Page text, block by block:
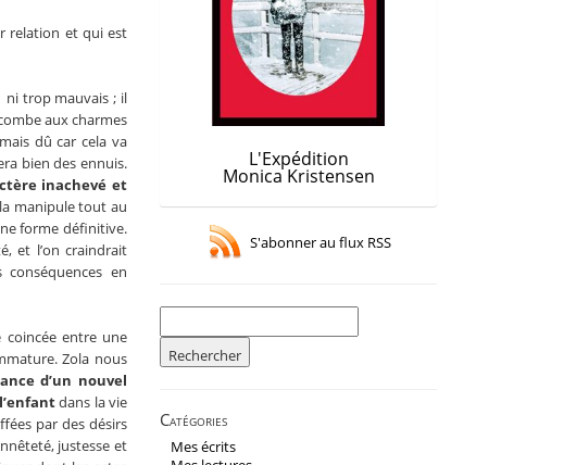
relation et qui est
ni trop mauvais ; il
aux charmes
dû car cela va
bien des ennuis.
inachevé et
manipule tout au
forme définitive.
et l’on craindrait
en
entre une
Zola nous
d’un nouvel
dans la vie
par des désirs
justesse et
L'Expédition
Monica Kristensen
S'abonner au flux RSS
Rechercher :
Catégories
Mes écrits